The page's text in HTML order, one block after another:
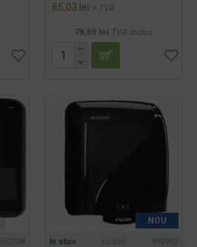
65,03 lei + TVA
78,69 lei TVA inclus
552108
NOU
In stoc Lucart 892992